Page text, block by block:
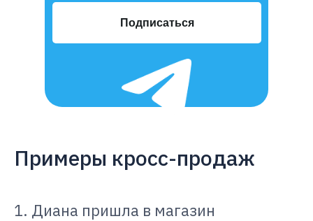
Подписаться
Примеры кросс-продаж
1. Диана пришла в магазин